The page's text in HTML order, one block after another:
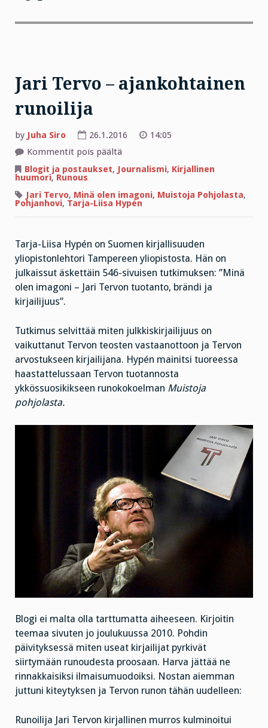
Jari Tervo – ajankohtainen
runoilija
by Juha Siro 26.1.2016
14:05
Kommentit pois päältä
Tervo
runoilija
Blogit ja postaukset, Journalismi, Kirjallinen
huumori, Runous
Jari Tervo, Minä olen imagoni, Muistoja Pohjolasta,
Pohjanhovi, Tarja-Liisa Hypén
Tarja-Liisa Hypén on Suomen kirjallisuuden
yliopistonlehtori Tampereen yliopistosta. Hän on
julkaissut äskettäin 546-sivuisen tutkimuksen: ”Minä
olen imagoni – Jari Tervon tuotanto, brändi ja
kirjailijuus”.
Tutkimus selvittää miten julkkiskirjailijuus on
vaikuttanut Tervon teosten vastaanottoon ja Tervon
arvostukseen kirjailijana. Hypén mainitsi tuoreessa
haastattelussaan Tervon tuotannosta
ykkössuosikikseen runokokoelman Muistoja
pohjolasta.
Blogi ei malta olla tarttumatta aiheeseen. Kirjoitin
teemaa sivuten jo joulukuussa 2010. Pohdin
päivityksessä miten useat kirjailijat pyrkivät
siirtymään runoudesta proosaan. Harva jättää ne
rinnakkaisiksi ilmaisumuodoiksi. Nostan aiemman
juttuni kiteytyksen ja Tervon runon tähän uudelleen:
Runoilija Jari Tervon kirjallinen murros kulminoitui